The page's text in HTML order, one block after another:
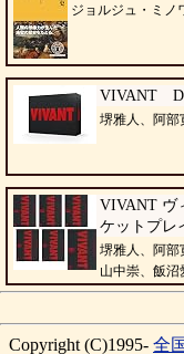
ジョルジュ・ミノ
VIVANT
堺雅人、阿部
VIVANT ヴ
ケットプレ
堺雅人、阿部
山中崇、飯沼
Copyright (C)1995- 全